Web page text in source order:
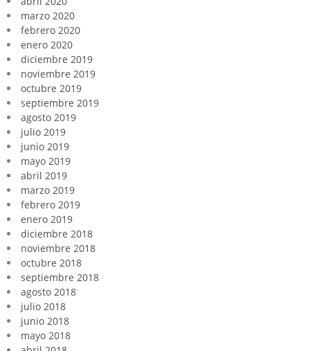
marzo 2020
febrero 2020
enero 2020
diciembre 2019
noviembre 2019
octubre 2019
septiembre 2019
agosto 2019
julio 2019
junio 2019
mayo 2019
abril 2019
marzo 2019
febrero 2019
enero 2019
diciembre 2018
noviembre 2018
octubre 2018
septiembre 2018
agosto 2018
julio 2018
junio 2018
mayo 2018